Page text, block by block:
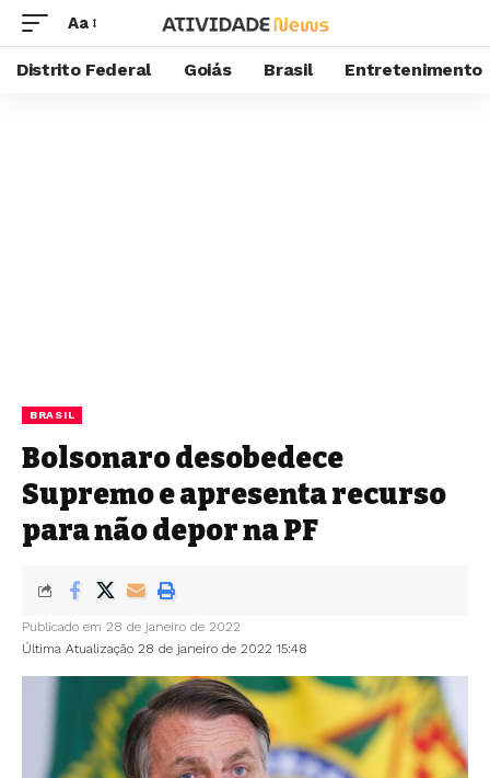
Aa
Distrito Federal Goiás Brasil Entretenimento
BRASIL
Bolsonaro desobedece
Supremo e apresenta recurso
para não depor na PF
Última Atualização 28 de janeiro de 2022 15:48
Publicado em 28 de janeiro de 2022